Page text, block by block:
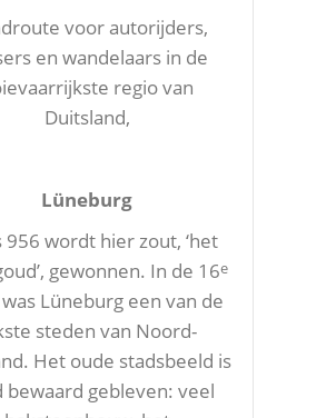
voor autorijders,
en wandelaars in de
regio van
Duitsland,
Lüneburg
956 wordt hier zout, ‘het
gewonnen. In de 16e
Lüneburg een van de
steden van Noord-
Het oude stadsbeeld is
bewaard gebleven: veel